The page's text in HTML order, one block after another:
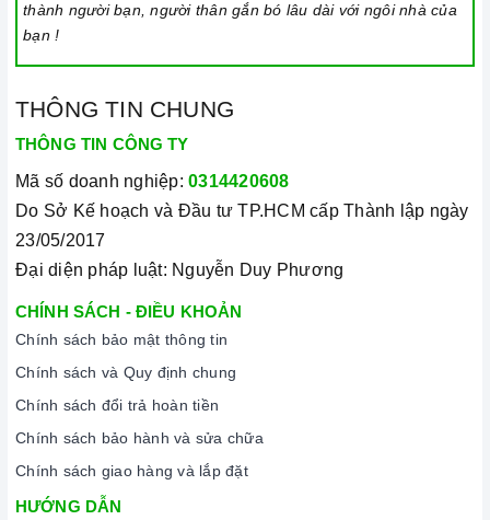
đa dạng các dòngbếp gas CANZY
lượng và nguồn gốc sản phẩm chính hãng. Chúng tôi tự tin
mang đến cho quý khách hàng dịch vụ chăm sóc khách hàng
tận tâm và chính sách bảo hành, hậu mãi chuyên nghiệp nhất.
Xem thêm tại đây: Home Best Care - Trung tâm bảo trì, sửa
chữa thiết bị nhà bếp cao cấp
thành người bạn, người thân gắn bó lâu dài với ngôi nhà của
bạn !
THÔNG TIN CHUNG
THÔNG TIN CÔNG TY
Mã số doanh nghiệp: 0314420608
Do Sở Kế hoạch và Đầu tư TP.HCM cấp Thành lập ngày
23/05/2017
Đại diện pháp luật: Nguyễn Duy Phương
CHÍNH SÁCH - ĐIỀU KHOẢN
Chính sách bảo mật thông tin
Chính sách và Quy định chung
Chính sách đổi trả hoàn tiền
Chính sách bảo hành và sửa chữa
Chính sách giao hàng và lắp đặt
HƯỚNG DẪN